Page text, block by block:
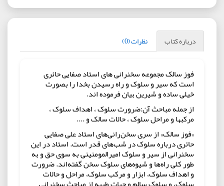
درباره کتاب نظرات (0)
فوز سالک مجموعه سخنرانی های استاد صفایی حائری
است که سیر و سلوک و راه رسیدن بخدا را بصورت
خیلی ساده و شیرین بیان فرموده اند.
از جمله مباحث آن:ضرورت سلوک ، اهداف سلوک ،
مرکبها و مراحل سلوک ، حالات سالک و ....
«فوز سالک» از سری سخن‌رانی‌های استاد علی صفایی
حائری درباره سلوک در شب‌های قدر است. استاد در این
سخنرانی از سیر و سلوک امیرالمومنینی به سوی حق و به
طور کلی راه‌ها و شیوه‌های سلوک سخن گفته‌اند. ضرورت
و اهداف سلوک، ابزار و مرکب سلوک، مراحل و حالات